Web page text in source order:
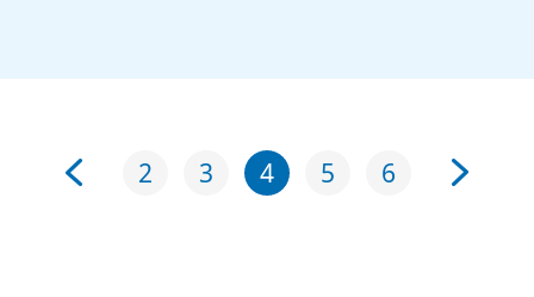
2 3 4 5 6